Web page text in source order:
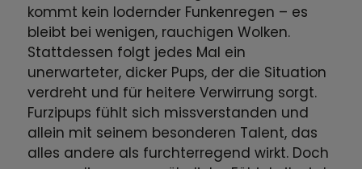
kommt kein lodernder Funkenregen – es
bleibt bei wenigen, rauchigen Wolken.
Stattdessen folgt jedes Mal ein
unerwarteter, dicker Pups, der die Situation
verdreht und für heitere Verwirrung sorgt.
Furzipups fühlt sich missverstanden und
allein mit seinem besonderen Talent, das
alles andere als furchterregend wirkt. Doch